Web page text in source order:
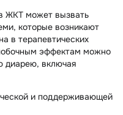
ЖКТ может вызвать
которые возникают
в терапевтических
эффектам можно
диарею, включая
и поддерживающей